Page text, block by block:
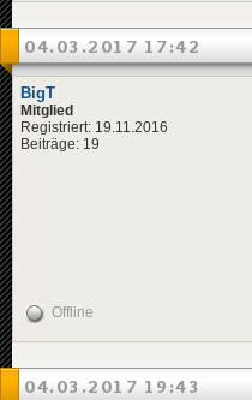
04.03.2017 17:42
BigT
Mitglied
Registriert: 19.11.2016
Beiträge: 19
Offline
04.03.2017 19:43